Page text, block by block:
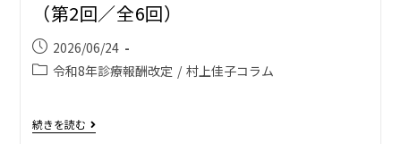
（第2回／全6回）
2026/06/24
令和8年診療報酬改定 / 村上佳子コラム
続きを読む